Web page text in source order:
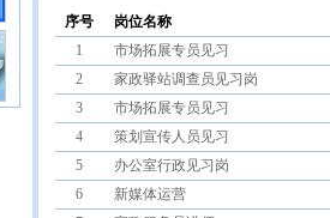
序号
岗位名称
1
市场拓展专员见习
2
家政驿站调查员见习岗
3
市场拓展专员见习
4
策划宣传人员见习
5
办公室行政见习岗
6
新媒体运营